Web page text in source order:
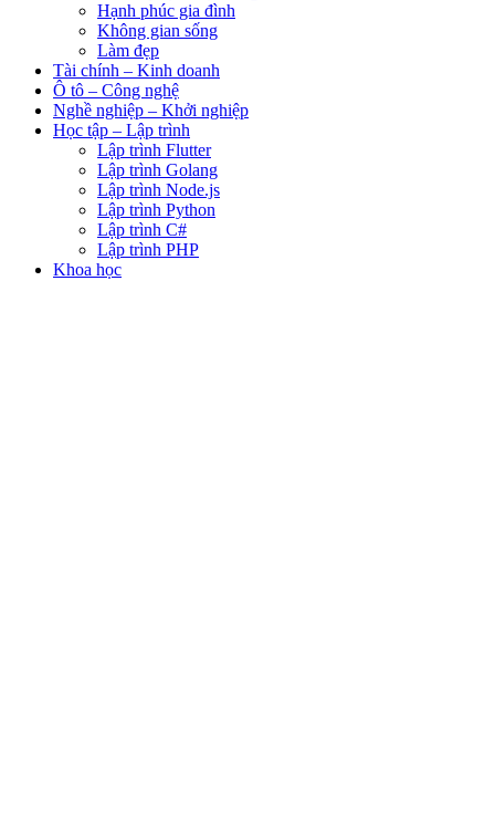
Hạnh phúc gia đình
Không gian sống
Làm đẹp
Tài chính – Kinh doanh
Ô tô – Công nghệ
Nghề nghiệp – Khởi nghiệp
Học tập – Lập trình
Lập trình Flutter
Lập trình Golang
Lập trình Node.js
Lập trình Python
Lập trình C#
Lập trình PHP
Khoa học